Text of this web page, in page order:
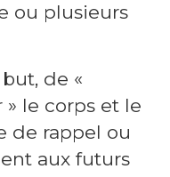
ou plusieurs
de «
» le corps et le
de rappel ou
aux futurs